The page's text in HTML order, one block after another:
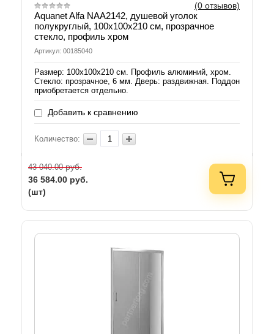
(0 отзывов)
Aquanet Alfa NAA2142, душевой уголок
полукруглый, 100х100х210 см, прозрачное
стекло, профиль хром
Артикул: 00185040
Размер: 100х100х210 см. Профиль алюминий, хром.
Стекло: прозрачное, 6 мм. Дверь: раздвижная. Поддон
приобретается отдельно.
Добавить к сравнению
Количество:
43 040.00руб.
36 584.00 руб.
(шт)